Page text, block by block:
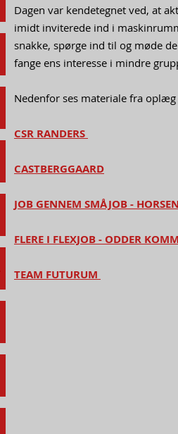
Dagen var kendetegnet ved, at
imidt inviterede ind i
snakke, spørge ind til og møde
fange ens interesse i mindre
Nedenfor ses materiale fra
CSR RANDERS
CASTBERGGAARD
JOB GENNEM SMÅJOB -
FLERE I FLEXJOB - ODDER
TEAM FUTURUM